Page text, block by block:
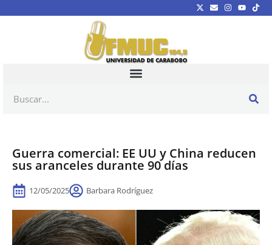
Guerra comercial: EE UU y China reducen
sus aranceles durante 90 días
12/05/2025 Barbara Rodríguez